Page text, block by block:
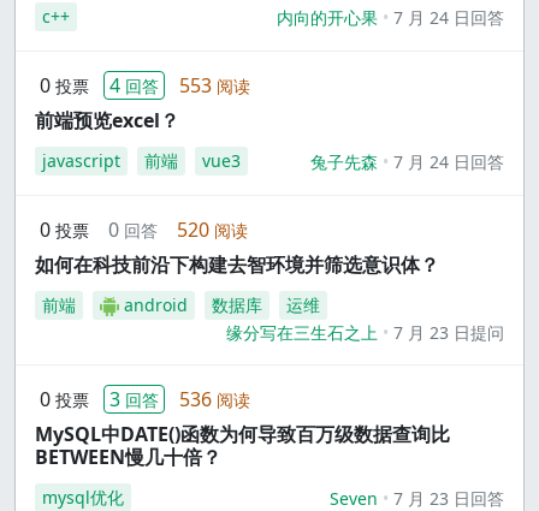
c++ 内向的开心果 7 月 24 日回答
0 投票 4 回答 553 阅读
前端预览excel？
javascript 前端 vue3 兔子先森 7 月 24 日回答
0 投票 0 回答 520 阅读
如何在科技前沿下构建去智环境并筛选意识体？
前端 android 数据库
运维
缘分写在三生石之上
7 月 23 日提问
0 投票 3 回答 536 阅读
MySQL中DATE()函数为何导致百万级数据查询比
BETWEEN慢几十倍？
mysql优化 Seven 7 月 23 日回答